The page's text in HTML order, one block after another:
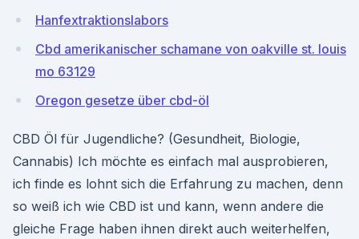
Hanfextraktionslabors
Cbd amerikanischer schamane von oakville st. louis
mo 63129
Oregon gesetze über cbd-öl
CBD Öl für Jugendliche? (Gesundheit, Biologie,
Cannabis) Ich möchte es einfach mal ausprobieren,
ich finde es lohnt sich die Erfahrung zu machen, denn
so weiß ich wie CBD ist und kann, wenn andere die
gleiche Frage haben ihnen direkt auch weiterhelfen,